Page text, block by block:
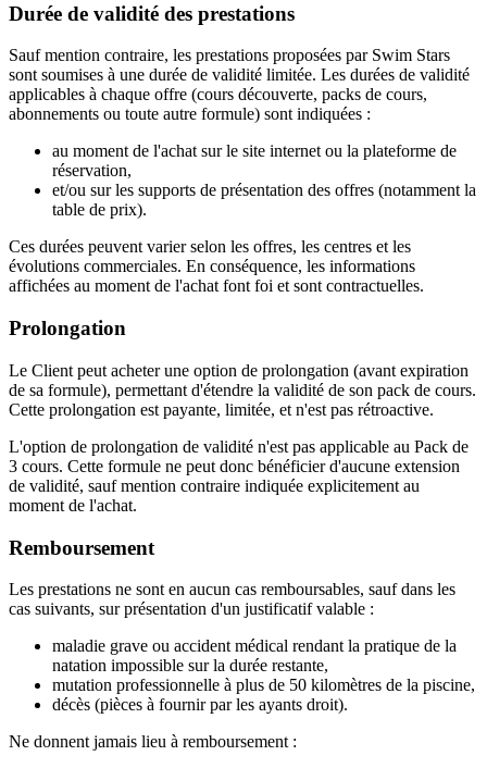
Durée de validité des prestations
Sauf mention contraire, les prestations proposées par Swim Stars
sont soumises à une durée de validité limitée. Les durées de validité
applicables à chaque offre (cours découverte, packs de cours,
abonnements ou toute autre formule) sont indiquées :
au moment de l'achat sur le site internet ou la plateforme de
réservation,
et/ou sur les supports de présentation des offres (notamment la
table de prix).
Ces durées peuvent varier selon les offres, les centres et les
évolutions commerciales. En conséquence, les informations
affichées au moment de l'achat font foi et sont contractuelles.
Prolongation
Le Client peut acheter une option de prolongation (avant expiration
de sa formule), permettant d'étendre la validité de son pack de cours.
Cette prolongation est payante, limitée, et n'est pas rétroactive.
L'option de prolongation de validité n'est pas applicable au Pack de
3 cours. Cette formule ne peut donc bénéficier d'aucune extension
de validité, sauf mention contraire indiquée explicitement au
moment de l'achat.
Remboursement
Les prestations ne sont en aucun cas remboursables, sauf dans les
cas suivants, sur présentation d'un justificatif valable :
maladie grave ou accident médical rendant la pratique de la
natation impossible sur la durée restante,
mutation professionnelle à plus de 50 kilomètres de la piscine,
décès (pièces à fournir par les ayants droit).
Ne donnent jamais lieu à remboursement :